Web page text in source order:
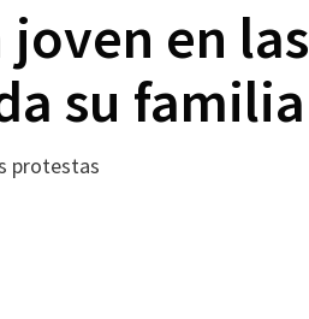
en las
su familia
protestas